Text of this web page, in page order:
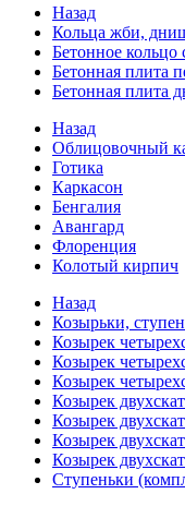
Назад
Кольца жби,
Бетонное кольцо
Бетонная плита
Бетонная плита
Назад
Облицовочный
Готика
Каркасон
Бенгалия
Авангард
Флоренция
Колотый кирпич
Назад
Козырьки,
Козырек
Козырек
Козырек
Козырек
Козырек
Козырек
Козырек
Ступеньки